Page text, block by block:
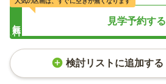
見学予約する
検討リストに追加する